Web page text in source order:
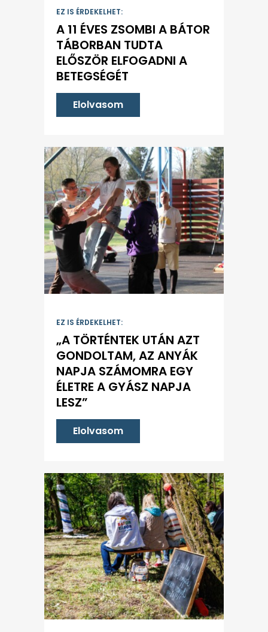
EZ IS ÉRDEKELHET:
A 11 ÉVES ZSOMBI A BÁTOR
TÁBORBAN TUDTA
ELŐSZÖR ELFOGADNI A
BETEGSÉGÉT
Elolvasom
EZ IS ÉRDEKELHET:
„A TÖRTÉNTEK UTÁN AZT
GONDOLTAM, AZ ANYÁK
NAPJA SZÁMOMRA EGY
ÉLETRE A GYÁSZ NAPJA
LESZ”
Elolvasom